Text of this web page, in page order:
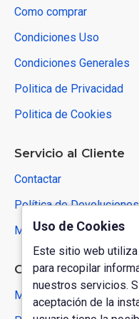
Como comprar
Condiciones Uso
Condiciones Generales
Politica de Privacidad
Politica de Cookies
Servicio al Cliente
Contactar
Política de Devoluciones
Mapa del Sitio
Cuenta de Usuario
Mi Cuenta
Uso de Cookies
Este sitio web
para recopilar
nuestros servicios.
aceptación de la